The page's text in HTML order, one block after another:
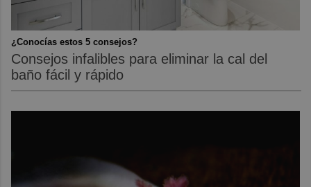
¿Conocías estos 5 consejos?
Consejos infalibles para eliminar la cal del
baño fácil y rápido